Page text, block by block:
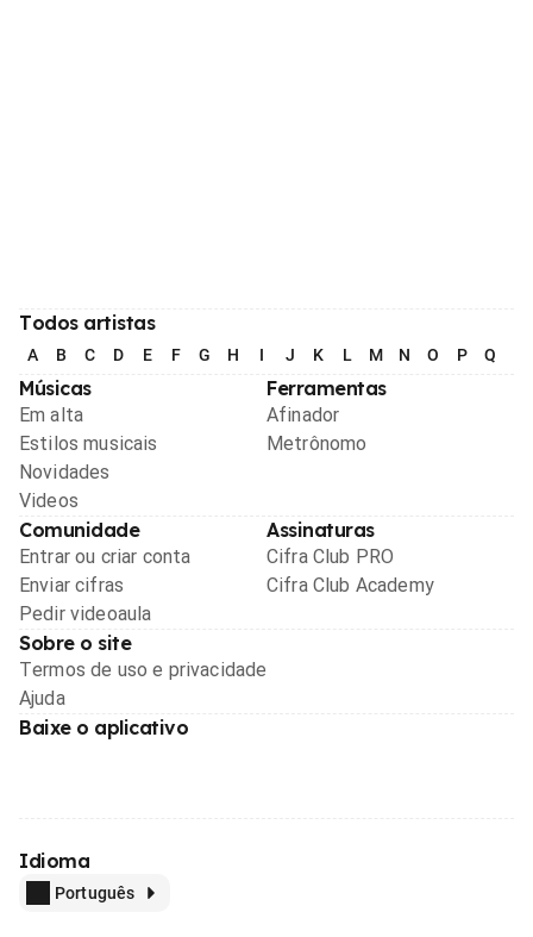
Todos artistas
A B C D E F G H I J K L M N O P Q
Músicas
Em alta
Estilos musicais
Novidades
Videos
Ferramentas
Afinador
Metrônomo
Comunidade
Entrar ou criar conta
Enviar cifras
Pedir videoaula
Assinaturas
Cifra Club PRO
Cifra Club Academy
Sobre o site
Termos de uso e privacidade
Ajuda
Baixe o aplicativo
Idioma
Português